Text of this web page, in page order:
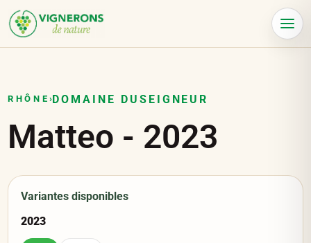
Menu
RHÔNE›DOMAINE DUSEIGNEUR
Matteo - 2023
Variantes disponibles
2023
Panneau de gestion des cookies